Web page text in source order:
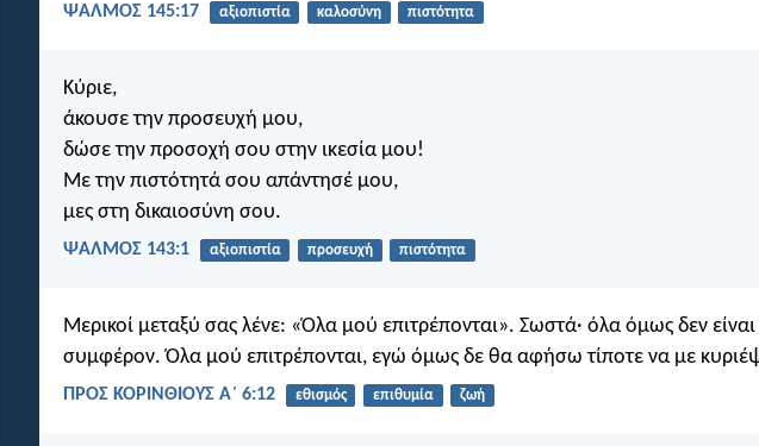
ΨΑΛΜΌΣ 145:17 αξιοπιστία καλοσύνη πιστότητα
Κύριε,
άκουσε την προσευχή μου,
δώσε την προσοχή σου στην ικεσία μου!
Με την πιστότητά σου απάντησέ μου,
μες στη δικαιοσύνη σου.
ΨΑΛΜΌΣ 143:1 αξιοπιστία προσευχή πιστότητα
Μερικοί μεταξύ σας λένε: «Όλα μού επιτρέπονται». Σωστά· όλα όμως δεν
συμφέρον. Όλα μού επιτρέπονται, εγώ όμως δε θα αφήσω τίποτε να με
ΠΡΟΣ ΚΟΡΙΝΘΙΟΥΣ Α΄ 6:12 εθισμός επιθυμία ζωή